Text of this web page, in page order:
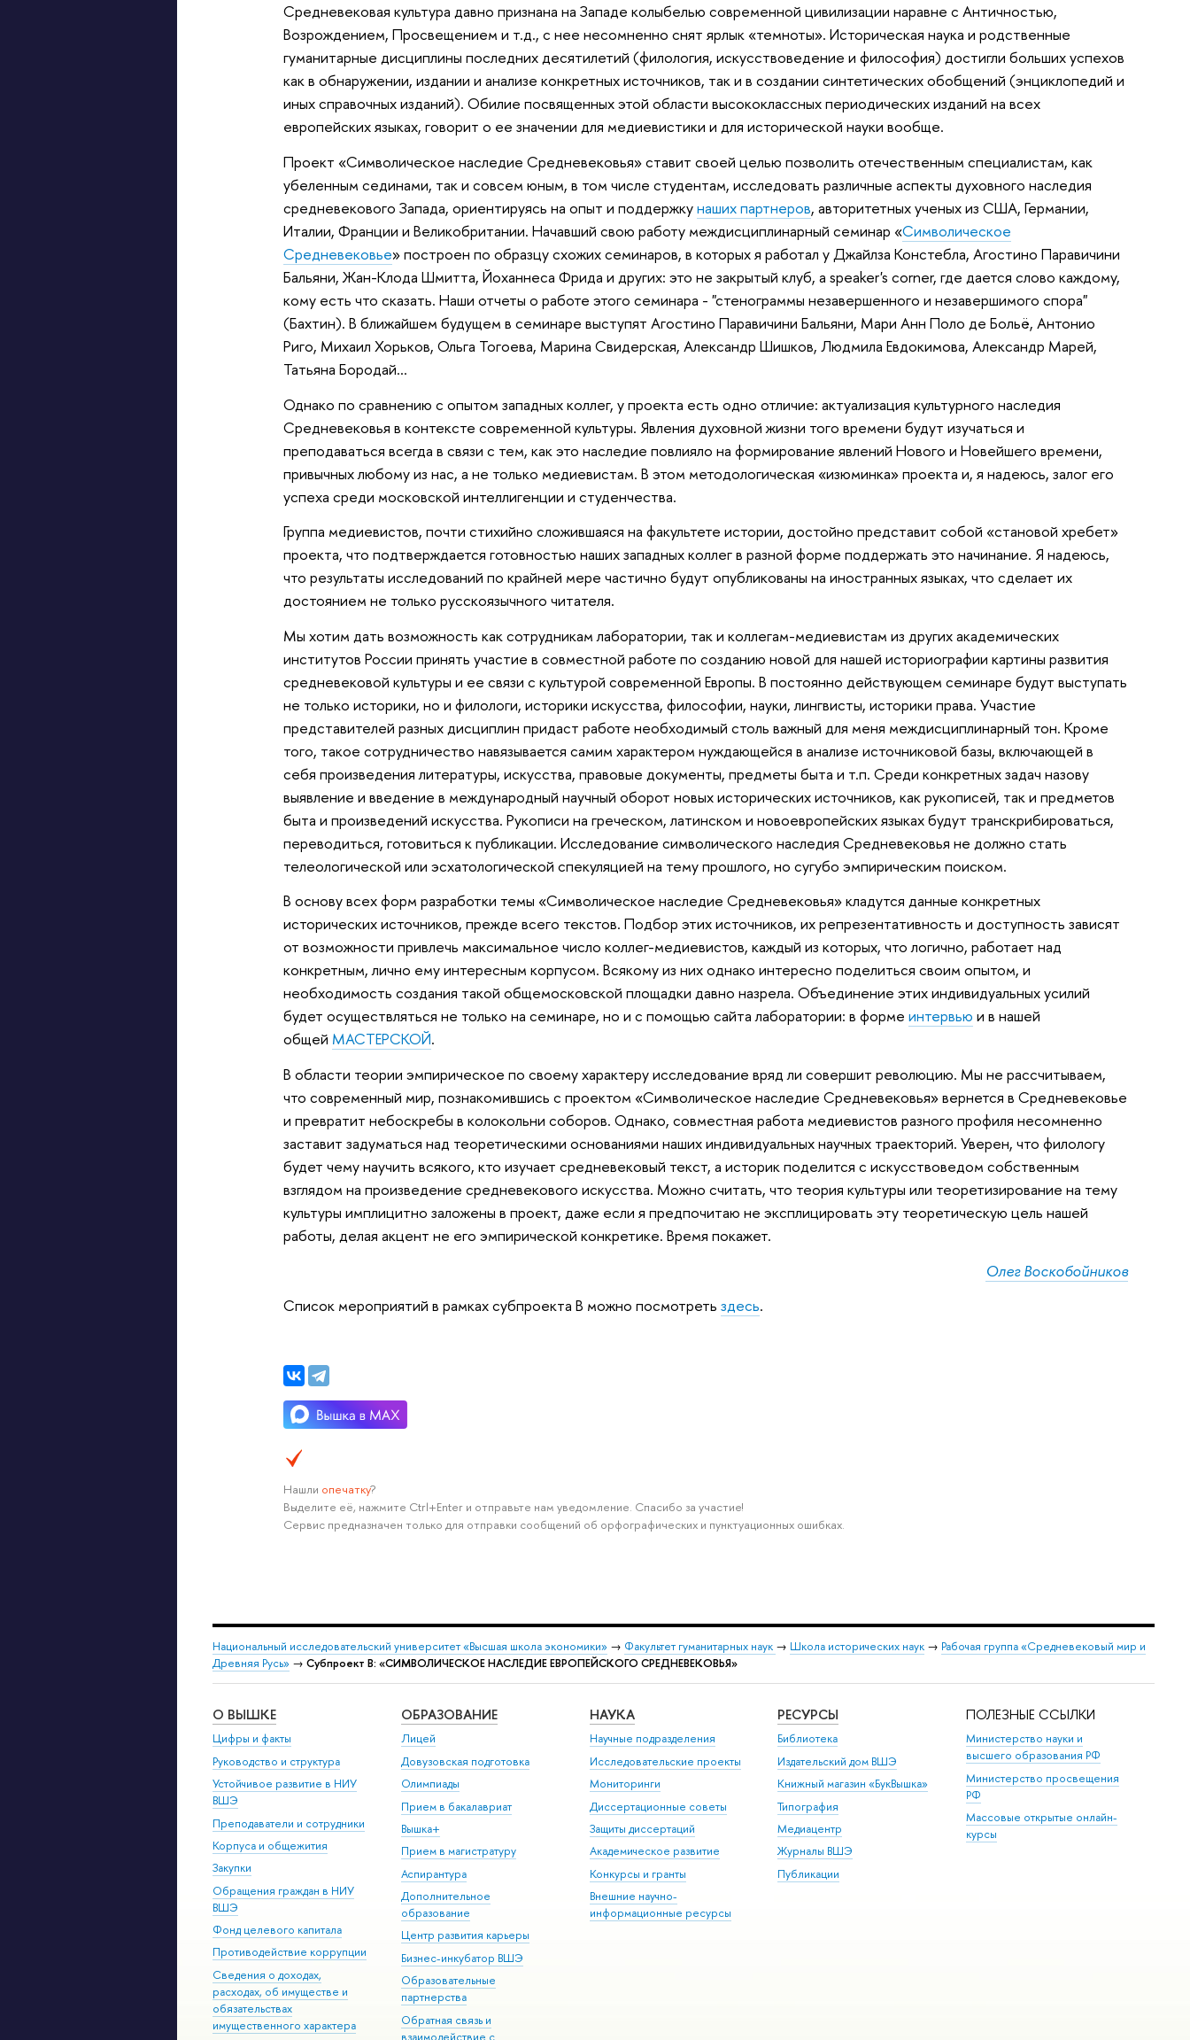
Средневековая культура давно признана на Западе колыбелью современной цивилизации наравне с Античностью,
Возрождением, Просвещением и т.д., с нее несомненно снят ярлык «темноты». Историческая наука и родственные
гуманитарные дисциплины последних десятилетий (филология, искусствоведение и философия) достигли больших успехов
как в обнаружении, издании и анализе конкретных источников, так и в создании синтетических обобщений (энциклопедий и
иных справочных изданий). Обилие посвященных этой области высококлассных периодических изданий на всех
европейских языках, говорит о ее значении для медиевистики и для исторической науки вообще.
Проект «Символическое наследие Средневековья» ставит своей целью позволить отечественным специалистам, как
убеленным сединами, так и совсем юным, в том числе студентам, исследовать различные аспекты духовного наследия
средневекового Запада, ориентируясь на опыт и поддержкунаших партнеров, авторитетных ученых из США, Германии,
Италии, Франции и Великобритании. Начавший свою работу междисциплинарный семинар «Символическое
Средневековье» построен по образцу схожих семинаров, в которых я работал у Джайлза Констебла, Агостино Паравичини
Бальяни, Жан-Клода Шмитта, Йоханнеса Фрида и других: это не закрытый клуб, а speaker's corner, где дается слово каждому,
кому есть что сказать. Наши отчеты о работе этого семинара - "стенограммы незавершенного и незавершимого спора"
(Бахтин). В ближайшем будущем в семинаре выступят Агостино Паравичини Бальяни, Мари Анн Поло де Больё, Антонио
Риго, Михаил Хорьков, Ольга Тогоева, Марина Свидерская, Александр Шишков, Людмила Евдокимова, Александр Марей,
Татьяна Бородай...
Однако по сравнению с опытом западных коллег, у проекта есть одно отличие: актуализация культурного наследия
Средневековья в контексте современной культуры. Явления духовной жизни того времени будут изучаться и
преподаваться всегда в связи с тем, как это наследие повлияло на формирование явлений Нового и Новейшего времени,
привычных любому из нас, а не только медиевистам. В этом методологическая «изюминка» проекта и, я надеюсь, залог его
успеха среди московской интеллигенции и студенчества.
Группа медиевистов, почти стихийно сложившаяся на факультете истории, достойно представит собой «становой хребет»
проекта, что подтверждается готовностью наших западных коллег в разной форме поддержать это начинание. Я надеюсь,
что результаты исследований по крайней мере частично будут опубликованы на иностранных языках, что сделает их
достоянием не только русскоязычного читателя.
Мы хотим дать возможность как сотрудникам лаборатории, так и коллегам-медиевистам из других академических
институтов России принять участие в совместной работе по созданию новой для нашей историографии картины развития
средневековой культуры и ее связи с культурой современной Европы. В постоянно действующем семинаре будут выступать
не только историки, но и филологи, историки искусства, философии, науки, лингвисты, историки права. Участие
представителей разных дисциплин придаст работе необходимый столь важный для меня междисциплинарный тон. Кроме
того, такое сотрудничество навязывается самим характером нуждающейся в анализе источниковой базы, включающей в
себя произведения литературы, искусства, правовые документы, предметы быта и т.п. Среди конкретных задач назову
выявление и введение в международный научный оборот новых исторических источников, как рукописей, так и предметов
быта и произведений искусства. Рукописи на греческом, латинском и новоевропейских языках будут транскрибироваться,
переводиться, готовиться к публикации. Исследование символического наследия Средневековья не должно стать
телеологической или эсхатологической спекуляцией на тему прошлого, но сугубо эмпирическим поиском.
В основу всех форм разработки темы «Символическое наследие Средневековья» кладутся данные конкретных
исторических источников, прежде всего текстов. Подбор этих источников, их репрезентативность и доступность зависят
от возможности привлечь максимальное число коллег-медиевистов, каждый из которых, что логично, работает над
конкретным, лично ему интересным корпусом. Всякому из них однако интересно поделиться своим опытом, и
необходимость создания такой общемосковской площадки давно назрела. Объединение этих индивидуальных усилий
будет осуществляться не только на семинаре, но и с помощью сайта лаборатории: в форме интервью и в нашей
общей МАСТЕРСКОЙ.
В области теории эмпирическое по своему характеру исследование вряд ли совершит революцию. Мы не рассчитываем,
что современный мир, познакомившись с проектом «Символическое наследие Средневековья» вернется в Средневековье
и превратит небоскребы в колокольни соборов. Однако, совместная работа медиевистов разного профиля несомненно
заставит задуматься над теоретическими основаниями наших индивидуальных научных траекторий. Уверен, что филологу
будет чему научить всякого, кто изучает средневековый текст, а историк поделится с искусствоведом собственным
взглядом на произведение средневекового искусства. Можно считать, что теория культуры или теоретизирование на тему
культуры имплицитно заложены в проект, даже если я предпочитаю не эксплицировать эту теоретическую цель нашей
работы, делая акцент не его эмпирической конкретике. Время покажет.
Олег Воскобойников
Список мероприятий в рамках субпроекта В можно посмотреть здесь.
Нашли опечатку?
Выделите её, нажмите Ctrl+Enter и отправьте нам уведомление. Спасибо за участие!
Сервис предназначен только для отправки сообщений об орфографических и пунктуационных ошибках.
Национальный исследовательский университет «Высшая школа экономики» → Факультет гуманитарных наук → Школа исторических наук → Рабочая группа «Средневековый мир и
Древняя Русь» → Субпроект В: «СИМВОЛИЧЕСКОЕ НАСЛЕДИЕ ЕВРОПЕЙСКОГО СРЕДНЕВЕКОВЬЯ»
О ВЫШКЕ
Цифры и факты
Руководство и структура
Устойчивое развитие в НИУ
ВШЭ
Преподаватели и сотрудники
Корпуса и общежития
Закупки
Обращения граждан в НИУ
ВШЭ
Фонд целевого капитала
Противодействие коррупции
Сведения о доходах,
расходах, об имуществе и
обязательствах
имущественного характера
ОБРАЗОВАНИЕ
Лицей
Довузовская подготовка
Олимпиады
Прием в бакалавриат
Вышка+
Прием в магистратуру
Аспирантура
Дополнительное
образование
Центр развития карьеры
Бизнес-инкубатор ВШЭ
Образовательные
партнерства
Обратная связь и
взаимодействие с
НАУКА
Научные подразделения
Исследовательские проекты
Мониторинги
Диссертационные советы
Защиты диссертаций
Академическое развитие
Конкурсы и гранты
Внешние научно-
информационные ресурсы
РЕСУРСЫ
Библиотека
Издательский дом ВШЭ
Книжный магазин «БукВышка»
Типография
Медиацентр
Журналы ВШЭ
Публикации
ПОЛЕЗНЫЕ ССЫЛКИ
Министерство науки и
высшего образования РФ
Министерство просвещения
РФ
Массовые открытые онлайн-
курсы